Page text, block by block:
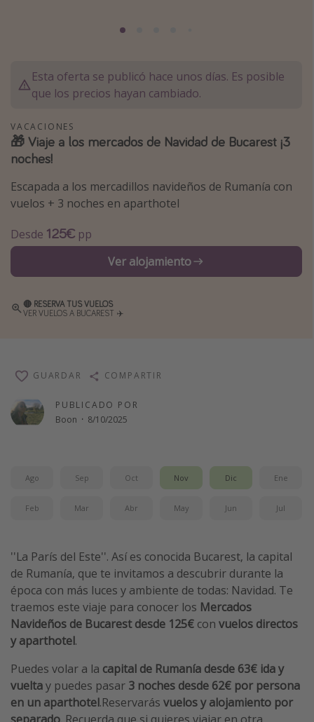
Tailandia
Albania
Camping
Viajes en tren
Viajar sola como mujer
Viajes en familia
Escapadas románticas
Más temas
Cruceros por el Mediterráneo
Guía de equipaje de mano
Viaja con musicales
El Rey León el musical
Harry Potter en Londres y otros destinos
Eventos deportivos
Esta oferta se publicó hace unos días. Es posible
que los precios hayan cambiado.
VACACIONES
🎁 Viaje a los mercados de Navidad de Bucarest ¡3
noches!
Escapada a los mercadillos navideños de Rumanía con
vuelos + 3 noches en aparthotel
Desde 125€ pp
Ver alojamiento
🔴 RESERVA TUS VUELOS
VER VUELOS A BUCAREST ✈️
PUBLICADO POR
Boon · 8/10/2025
GUARDAR COMPARTIR
Ago Sep Oct Nov Dic Ene
Feb Mar Abr May Jun Jul
''La París del Este''. Así es conocida Bucarest, la capital
de Rumanía, que te invitamos a descubrir durante la
época con más luces y ambiente de todas: Navidad. Te
traemos este viaje para conocer los Mercados
Navideños de Bucarest desde 125€ con vuelos directos
y aparthotel.
Puedes volar a la capital de Rumanía desde 63€ ida y
vueltay puedes pasar 3 noches desde 62€ por persona
en un aparthotel.Reservarás vuelos y alojamiento por
separado. Recuerda que si quieres viajar en otra